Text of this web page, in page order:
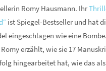
Romy Hausmann. Ihr
ist Spiegel-Bestseller und hat
eingeschlagen wie eine
erzählt, wie sie 17
hingearbeitet hat, wie das als